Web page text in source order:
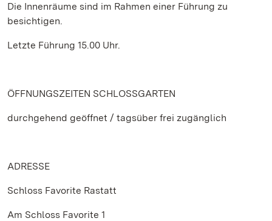
Die Innenräume sind im Rahmen einer Führung zu
besichtigen.
Letzte Führung 15.00 Uhr.
ÖFFNUNGSZEITEN SCHLOSSGARTEN
durchgehend geöffnet / tagsüber frei zugänglich
ADRESSE
Schloss Favorite Rastatt
Am Schloss Favorite 1